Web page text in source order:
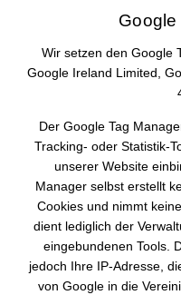
Google
Wir setzen den Google
Google Ireland Limited,
Der Google Tag
Tracking- oder Statistik-
unserer Website
Manager selbst erstellt
Cookies und nimmt
dient lediglich der
eingebundenen Tools.
jedoch Ihre IP-Adresse,
von Google in die